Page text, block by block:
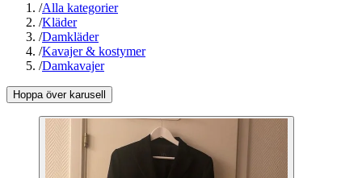
/Alla kategorier
/Kläder
/Damkläder
/Kavajer & kostymer
/Damkavajer
Hoppa över karusell